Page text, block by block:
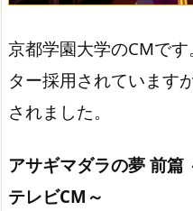
京都学園大学のCMで
ター採用されています
されました。
アサギマダラの夢 前
テレビCM～